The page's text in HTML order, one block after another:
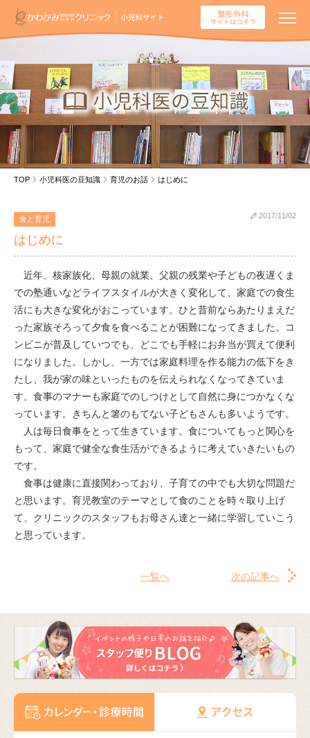
TOP 小児科医の豆知識 育児のお話 はじめに
食と育児
はじめに
2017/11/02
近年、核家族化、母親の就業、父親の残業や子どもの夜遅くま
での塾通いなどライフスタイルが大きく変化して、家庭での食生
活にも大きな変化がおこっています。ひと昔前ならあたりまえだ
った家族そろって夕食を食べることが困難になってきました。コ
ンビニが普及していつでも、どこでも手軽にお弁当が買えて便利
になりました。しかし、一方では家庭料理を作る能力の低下をき
たし、我が家の味といったものを伝えられなくなってきていま
す。食事のマナーも家庭でのしつけとして自然に身につかなくな
っています。きちんと箸のもてない子どもさんも多いようです。
人は毎日食事をとって生きています。食についてもっと関心を
もって、家庭で健全な食生活ができるように考えていきたいもの
です。
食事は健康に直接関わっており、子育ての中でも大切な問題だ
と思います。育児教室のテーマとして食のことを時々取り上げ
て、クリニックのスタッフもお母さん達と一緒に学習していこう
と思っています。
一覧へ 次の記事へ